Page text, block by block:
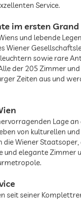
Service.
im ersten
und lebende
sowie rare
der 205 Zimmer
Zeiten aus und
Lage
von kulturellen
Wiener
elegante
seit seiner